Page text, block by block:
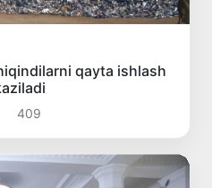
qayta ishlash
409